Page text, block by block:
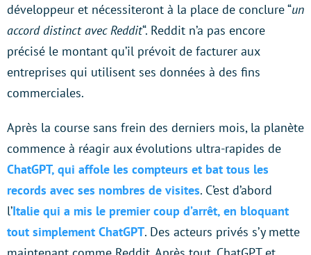
développeur et nécessiteront à la place de conclure “un
accord distinct avec Reddit“. Reddit n’a pas encore
précisé le montant qu’il prévoit de facturer aux
entreprises qui utilisent ses données à des fins
commerciales.
Après la course sans frein des derniers mois, la planète
commence à réagir aux évolutions ultra-rapides de
ChatGPT, qui affole les compteurs et bat tous les
records avec ses nombres de visites. C’est d’abord
l’Italie qui a mis le premier coup d’arrêt, en bloquant
tout simplement ChatGPT. Des acteurs privés s’y mette